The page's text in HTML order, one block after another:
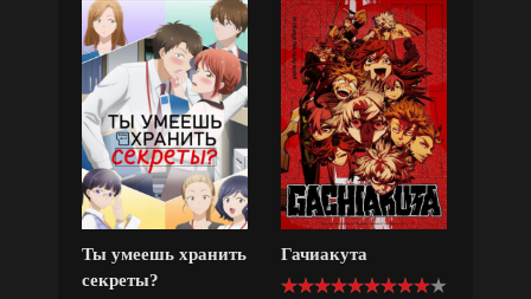
Ты умеешь хранить
секреты?
Гачиакута